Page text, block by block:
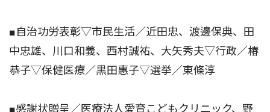
■自治功労表彰▽市民生活／近田忠、渡邊保典、田
中忠雄、川口和義、西村誠祐、大矢秀夫▽行政／椿
恭子▽保健医療／黒田惠子▽選挙／東條淳
■感謝状贈呈／医療法人愛育こどもクリニック、野